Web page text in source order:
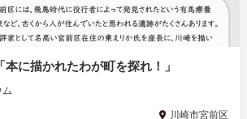
に描かれたわが町を探れ！」
ム
川崎市宮前区